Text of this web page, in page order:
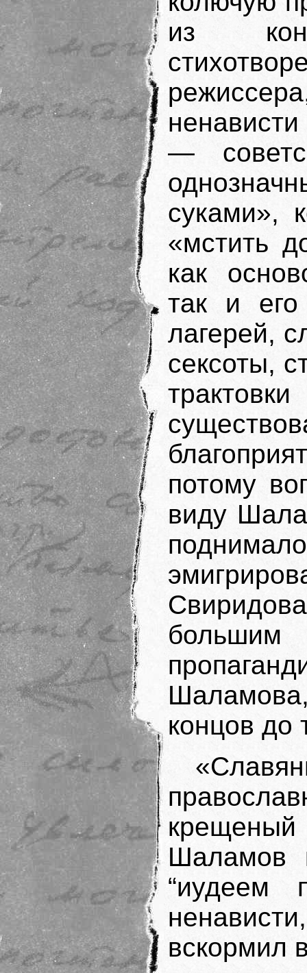
из
—
суками»,
«мстить
как
так и
лагерей,
сексоты,
потому
виду
большим
концов до
Шаламов
“иудеем
вскормил